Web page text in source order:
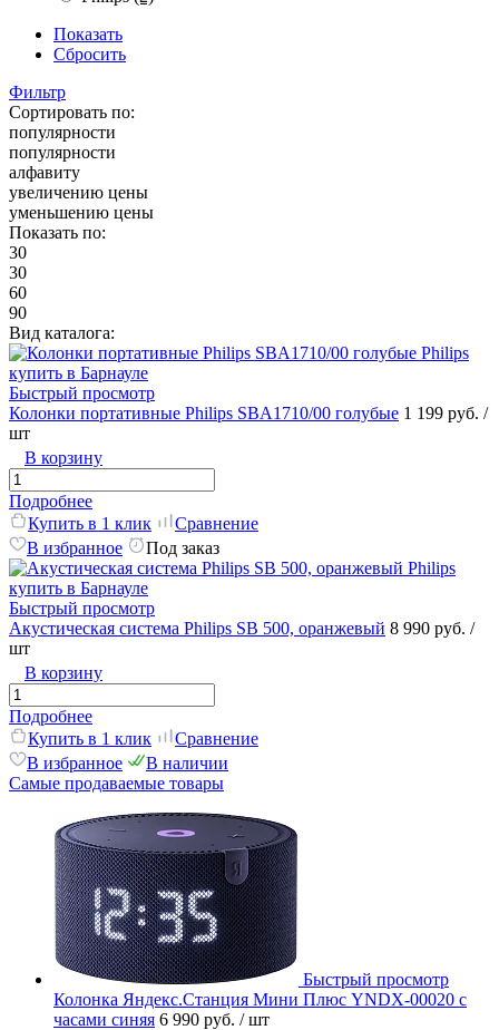
Показать
Сбросить
Фильтр
Сортировать по:
популярности
популярности
алфавиту
увеличению цены
уменьшению цены
Показать по:
30
30
60
90
Вид каталога:
Быстрый просмотр
Колонки портативные Philips SBA1710/00 голубые 1 199 руб. /
шт
В корзину
Подробнее
Купить в 1 клик
Сравнение
В избранное
Под заказ
Быстрый просмотр
Акустическая система Philips SB 500, оранжевый 8 990 руб. /
шт
В корзину
Подробнее
Купить в 1 клик
Сравнение
В избранное
В наличии
Самые продаваемые товары
Быстрый просмотр
Колонка Яндекс.Станция Мини Плюс YNDX-00020 с
часами синяя 6 990 руб. / шт